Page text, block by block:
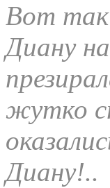
Вот так
Диану
жутко
Диану!..